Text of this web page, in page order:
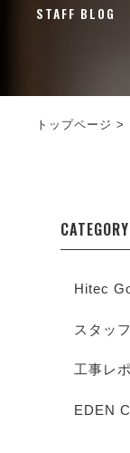
STAFF BLOG
トップページ >
CATEGORY
Hitec
スタッ
工事レ
EDEN